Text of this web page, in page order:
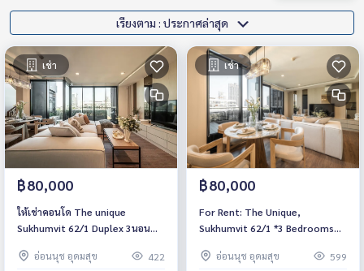
เรียงตาม : ประกาศล่าสุด
เช่า
฿80,000
ให้เช่าคอนโด The unique
Sukhumvit 62/1 Duplex 3นอน
อ่อนนุช อุดมสุข
422
เช่า
฿80,000
For Rent: The Unique,
Sukhumvit 62/1 *3 Bedrooms
for move in
อ่อนนุช อุดมสุข 599